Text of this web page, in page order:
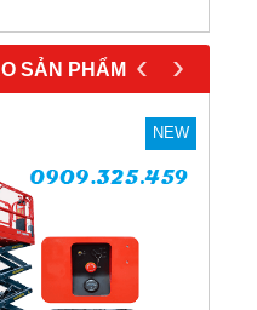
SẢN PHẨM
NEW
‹ ›